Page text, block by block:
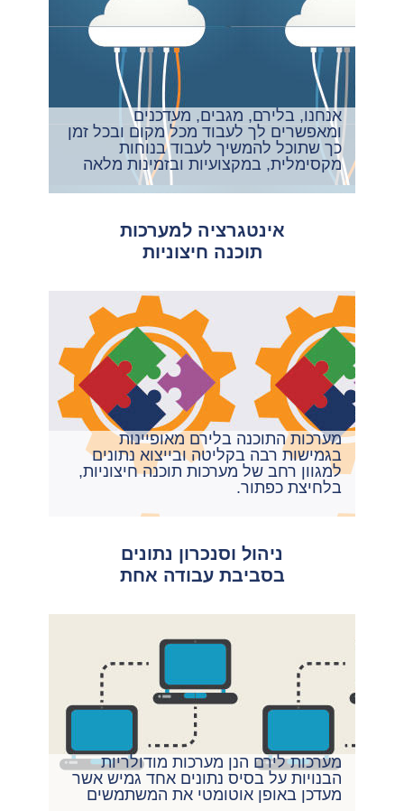
אנחנו, בלירם, מגבים, מעדכנים
ומאפשרים לך לעבוד מכל מקום ובכל זמן
כך שתוכל להמשיך לעבוד בנוחות
מקסימלית, במקצועיות ובזמינות מלאה
אינטגרציה למערכות
תוכנה חיצוניות
מערכות התוכנה בלירם מאופיינות
בגמישות רבה בקליטה ובייצוא נתונים
למגוון רחב של מערכות תוכנה חיצוניות,
בלחיצת כפתור.
ניהול וסנכרון נתונים
בסביבת עבודה אחת
מערכות לירם הנן מערכות מודולריות
הבנויות על בסיס נתונים אחד גמיש אשר
מעדכן באופן אוטומטי את המשתמשים